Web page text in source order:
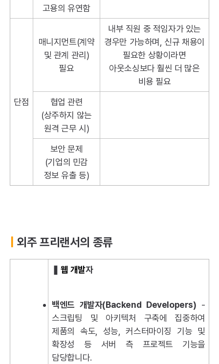
고용의 유연함
단점
매니지먼트(계약
및 관계 관리)
필요
내부 직원 중 적임자가 있는
경우만 가능하며, 신규 채용이
필요한 상황이라면
아웃소싱보다 훨씬 더 많은
비용 필요
협업 관련
(상주하지 않는
원격 근무 시)
보안 문제
(기업의 민감
정보 유출 등)
외주 프리랜서의 종류
❚웹 개발자
백엔드 개발자(Backend Developers) -
스크립팅 및 아키텍처 구축에 집중하여
제품의 속도, 성능, 커스터마이징 기능 및
확장성 등 서버 측 프로젝트 기능을
담당합니다.